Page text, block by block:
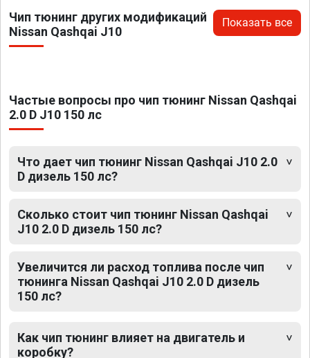
Чип тюнинг других модификаций
Nissan Qashqai J10
Показать все
Частые вопросы про чип тюнинг Nissan Qashqai
2.0 D J10 150 лс
Что дает чип тюнинг Nissan Qashqai J10 2.0
D дизель 150 лс?
Сколько стоит чип тюнинг Nissan Qashqai
J10 2.0 D дизель 150 лс?
Увеличится ли расход топлива после чип
тюнинга Nissan Qashqai J10 2.0 D дизель
150 лс?
Как чип тюнинг влияет на двигатель и
коробку?